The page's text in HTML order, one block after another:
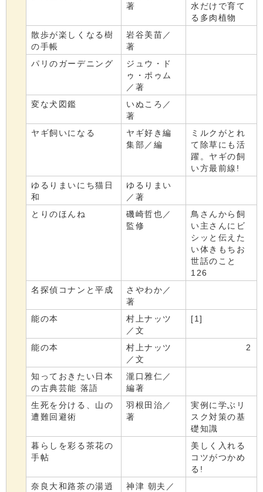
著
水だけで育て
る多肉植物
散歩が楽しくなる樹
の手帳
岩谷美苗／
著
パリのガーデニング
ジュウ・ド
ゥ・ポゥム
／著
変な犬図鑑
いぬころ／
著
ヤギ飼いになる
ヤギ好き編
集部／編
ミルクがとれ
て除草にも活
躍。ヤギの飼
い方最前線!
ゆるりまいにち猫日
和
ゆるりまい
／著
とりのほんね
磯崎哲也／
監修
鳥さんから飼
い主さんにビ
シッと伝えた
い体きもちお
世話のこと
126
名探偵コナンと平成
さやわか／
著
能の本
村上ナッツ
／文
[1]
能の本
村上ナッツ
／文
2
知っておきたい日本
の古典芸能 落語
瀧口雅仁／
編著
生死を分ける、山の
遭難回避術
羽根田治／
著
実例に学ぶリ
スク対策の基
礎知識
暮らしを彩る茶花の
手帖
美しく入れる
コツがつかめ
る!
奈良大和路茶の湯逍
神津 朝夫／